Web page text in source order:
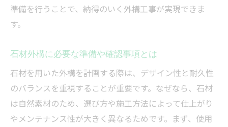
準備を行うことで、納得のいく外構工事が実現できま
す。
石材外構に必要な準備や確認事項とは
石材を用いた外構を計画する際は、デザイン性と耐久性
のバランスを重視することが重要です。なぜなら、石材
は自然素材のため、選び方や施工方法によって仕上がり
やメンテナンス性が大きく異なるためです。まず、使用